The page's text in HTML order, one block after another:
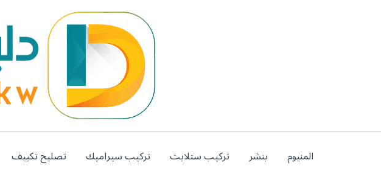
المنيوم بنشر تركيب ستلايت تركيب سيراميك تصليح تكييف